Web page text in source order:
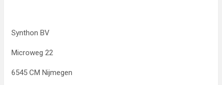
Synthon BV
Microweg 22
6545 CM Nijmegen